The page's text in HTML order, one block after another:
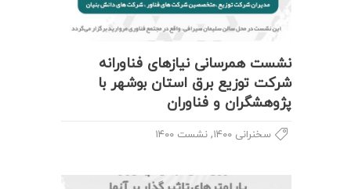
نشست همرسانی نیازهای فناورانه
شرکت توزیع برق استان بوشهر با
پژوهشگران و فناوران
سخنرانی ۱۴۰۰ , نشست ۱۴۰۰